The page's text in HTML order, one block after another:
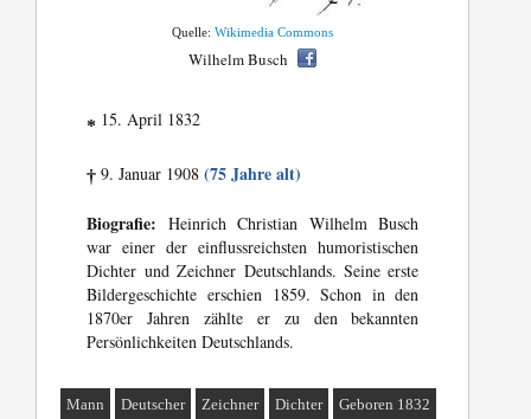
Quelle:Wikimedia Commons
Wilhelm Busch
* 15. April 1832
† 9. Januar 1908(75 Jahre alt)
Biografie: Heinrich Christian Wilhelm Busch
war einer der einflussreichsten humoristischen
Dichter und Zeichner Deutschlands. Seine erste
Bildergeschichte erschien 1859. Schon in den
1870er Jahren zählte er zu den bekannten
Persönlichkeiten Deutschlands.
Mann Deutscher Zeichner Dichter Geboren 1832